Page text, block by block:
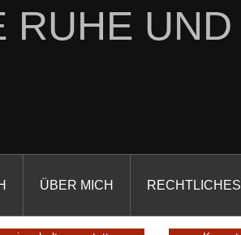
RUHE UND
ÜBER MICH RECHTLICHES